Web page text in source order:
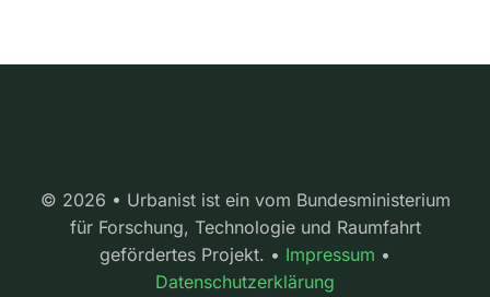
© 2026 • Urbanist ist ein vom Bundesministerium
für Forschung, Technologie und Raumfahrt
gefördertes Projekt. • Impressum •
Datenschutzerklärung